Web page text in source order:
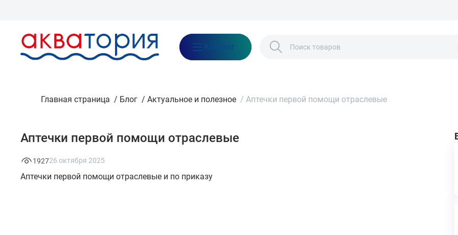
Каталог
Главная страница / Блог / Актуальное и полезное / Аптечки первой помощи отраслевые
Аптечки первой помощи отраслевые
Аптечки первой помощи отраслевые и по приказу
26 октября 2025
1927